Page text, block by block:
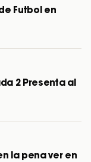
Futbol en
2 Presenta al
la pena ver en